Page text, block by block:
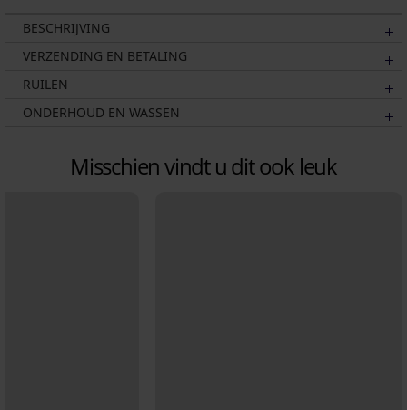
BESCHRIJVING
VERZENDING EN BETALING
RUILEN
ONDERHOUD EN WASSEN
Misschien vindt u dit ook leuk